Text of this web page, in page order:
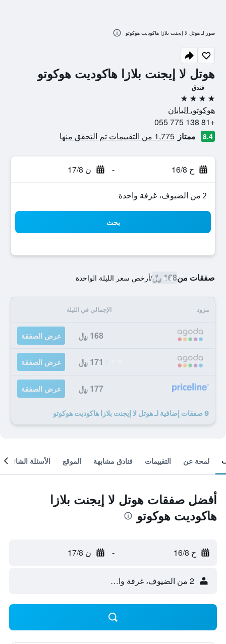
هوتل لا إيجنت بلازا هاكوديت هوكوتو
فندق
4 نجوم
هوكوتو، اليابان
+81 138 775 055
8.4 ممتاز 1,775 من التقييمات تم التحقق منها
ح 16/8 - ن 17/8
2 من الضيوف، غرفة واحدة
بحث
صفقات من168 ﷼ /أرخص سعر الليلة الواحدة
مزود الإجمالي في الليلة
168 ﷼ عرض الصفقة
171 ﷼ عرض الصفقة
177 ﷼ عرض الصفقة
9 صفقات إضافية لـ هوتل لا إيجنت بلازا هاكوديت هوكوتو
صور لـ هوتل لا إيجنت بلازا هاكوديت هوكوتو
لمحة عن التقييمات فنادق مشابهة الموقع الأسئلة الشائعة
أفضل صفقات هوتل لا إيجنت بلازا
هاكوديت هوكوتو
ح 16/8 - ن 17/8
2 من الضيوف، غرفة واحدة